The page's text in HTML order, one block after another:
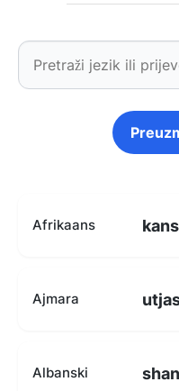
Afrikaans kans
Ajmara
Albanski